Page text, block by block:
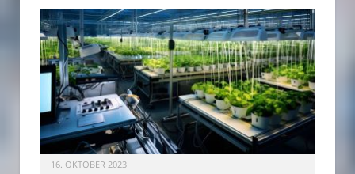
16. OKTOBER 2023